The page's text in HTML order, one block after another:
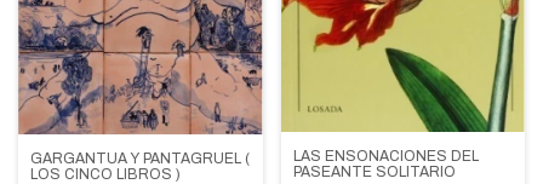
GARGANTUA Y PANTAGRUEL (
LOS CINCO LIBROS )
LAS ENSOÑACIONES DEL
PASEANTE SOLITARIO